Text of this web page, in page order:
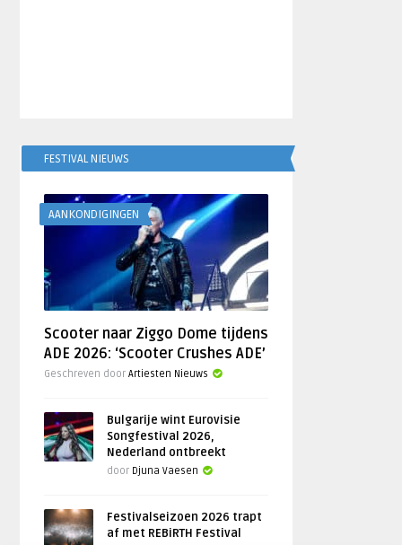
FESTIVAL NIEUWS
AANKONDIGINGEN
Scooter naar Ziggo Dome tijdens
ADE 2026: ‘Scooter Crushes ADE’
Geschreven doorArtiesten Nieuws
Bulgarije wint Eurovisie
Songfestival 2026,
Nederland ontbreekt
door Djuna Vaesen
Festivalseizoen 2026 trapt
af met REBiRTH Festival